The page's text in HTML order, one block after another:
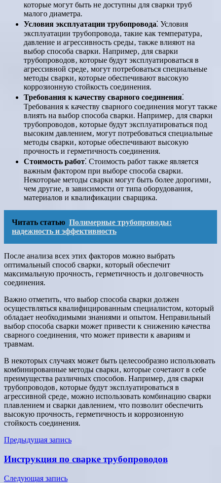
которые могут быть не доступны для сварки труб
малого диаметра.
Условия эксплуатации трубопровода⁚ Условия
эксплуатации трубопровода‚ такие как температура‚
давление и агрессивность среды‚ также влияют на
выбор способа сварки. Например‚ для сварки
трубопроводов‚ которые будут эксплуатироваться в
агрессивной среде‚ могут потребоваться специальные
методы сварки‚ которые обеспечивают высокую
коррозионную стойкость соединения.
Требования к качеству сварного соединения⁚
Требования к качеству сварного соединения могут также
влиять на выбор способа сварки. Например‚ для сварки
трубопроводов‚ которые будут эксплуатироваться под
высоким давлением‚ могут потребоваться специальные
методы сварки‚ которые обеспечивают высокую
прочность и герметичность соединения.
Стоимость работ⁚ Стоимость работ также является
важным фактором при выборе способа сварки.
Некоторые методы сварки могут быть более дорогими‚
чем другие‚ в зависимости от типа оборудования‚
материалов и квалификации сварщика.
Читать статью Полимерные трубопроводы:
надежность и эффективность
После анализа всех этих факторов можно выбрать
оптимальный способ сварки‚ который обеспечит
максимальную прочность‚ герметичность и долговечность
соединения.
Важно отметить‚ что выбор способа сварки должен
осуществляться квалифицированным специалистом‚ который
обладает необходимыми знаниями и опытом. Неправильный
выбор способа сварки может привести к снижению качества
сварного соединения‚ что может привести к авариям и
травмам.
В некоторых случаях может быть целесообразно использовать
комбинированные методы сварки‚ которые сочетают в себе
преимущества различных способов. Например‚ для сварки
трубопроводов‚ которые будут эксплуатироваться в
агрессивной среде‚ можно использовать комбинацию сварки
плавлением и сварки давлением‚ что позволит обеспечить
высокую прочность‚ герметичность и коррозионную
стойкость соединения.
Навигация
по
записям
Предыдущая запись
Инструкция по сварке трубопроводов
Следующая запись